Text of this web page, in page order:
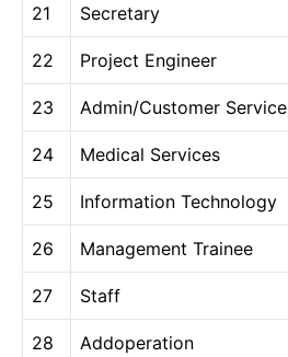
21 Secretary
22 Project Engineer
23 Admin/Customer Service
24 Medical Services
25 Information Technology
26 Management Trainee
27 Staff
28 Addoperation